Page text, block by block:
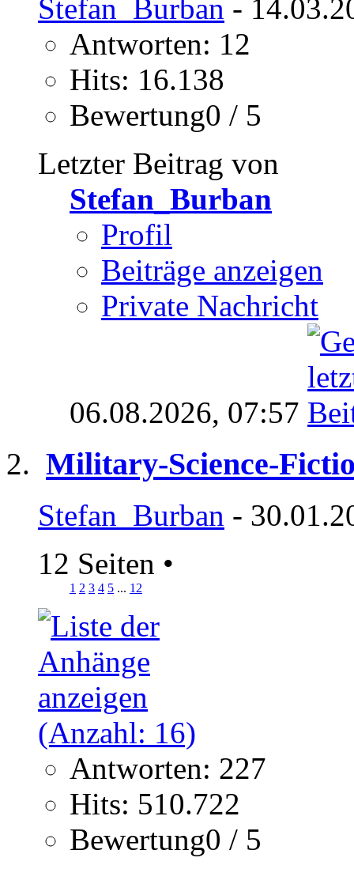
Stefan_Burban -
Antworten: 12
Hits: 16.138
Bewertung0 / 5
Letzter Beitrag von
Stefan_Burban
Profil
Beiträge anzeigen
Private Nachricht
06.08.2026, 07:57
Military-Science-
Stefan_Burban -
12 Seiten •
1 2 3 4 5 ... 12
Antworten: 227
Hits: 510.722
Bewertung0 / 5